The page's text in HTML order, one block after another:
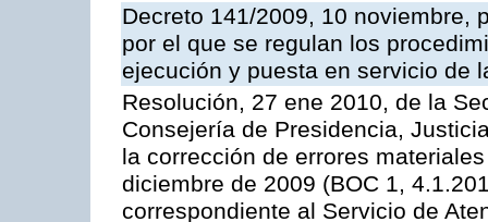
Decreto 141/2009, 10 noviembre,
por el que se regulan los
ejecución y puesta en servicio de
Resolución, 27 ene 2010, de la
Consejería de Presidencia,
la corrección de errores
diciembre de 2009 (BOC 1,
correspondiente al Servicio de